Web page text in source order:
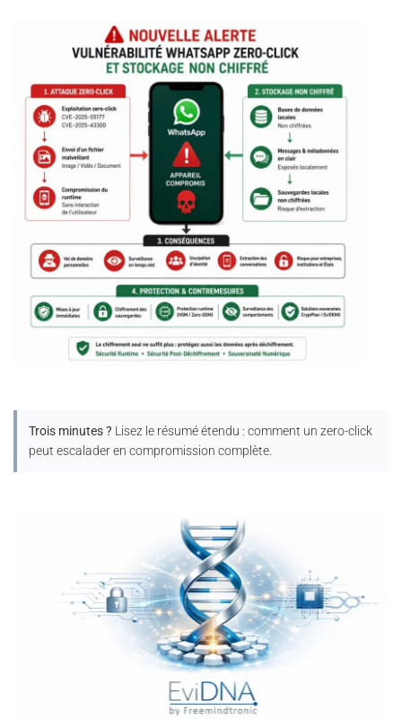
Trois minutes ? Lisez le résumé étendu : comment un zero-click
peut escalader en compromission complète.